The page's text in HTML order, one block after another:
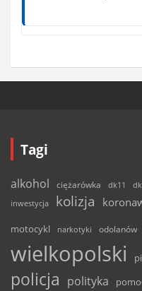
Tagi
alkohol ciężarówka dk11
inwestycja
kolizja
motocykl narkotyki odolanów
wielkopolski
policja polityka